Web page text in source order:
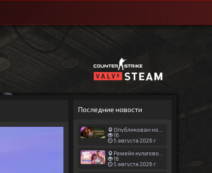
Последние новости
Опубликован новый геймплей Man of Honor для Mafia: The Old Country
16
5 августа 2026 г
Ремейк культовой японской игры задержали ради выхода GTA 6
16
5 августа 2026 г